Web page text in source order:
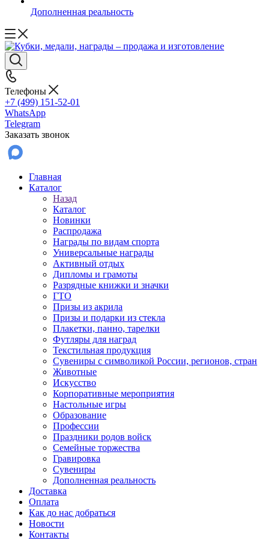
Дополненная реальность
Телефоны
+7 (499) 151-52-01
WhatsApp
Telegram
Заказать звонок
Главная
Каталог
Назад
Каталог
Новинки
Распродажа
Награды по видам спорта
Универсальные награды
Активный отдых
Дипломы и грамоты
Разрядные книжки и значки
ГТО
Призы из акрила
Призы и подарки из стекла
Плакетки, панно, тарелки
Футляры для наград
Текстильная продукция
Сувениры с символикой России, регионов, стран
Животные
Искусство
Корпоративные мероприятия
Настольные игры
Образование
Профессии
Праздники родов войск
Семейные торжества
Гравировка
Сувениры
Дополненная реальность
Доставка
Оплата
Как до нас добраться
Новости
Контакты